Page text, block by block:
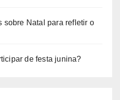
sobre Natal para refletir o
de festa junina?